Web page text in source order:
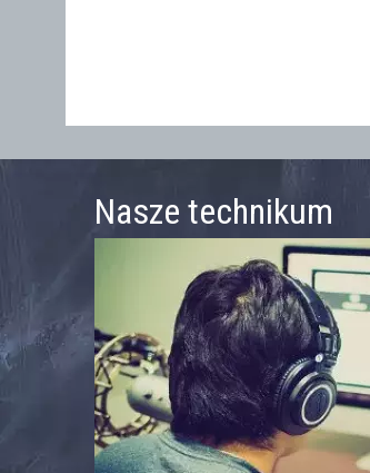
Nasze technikum